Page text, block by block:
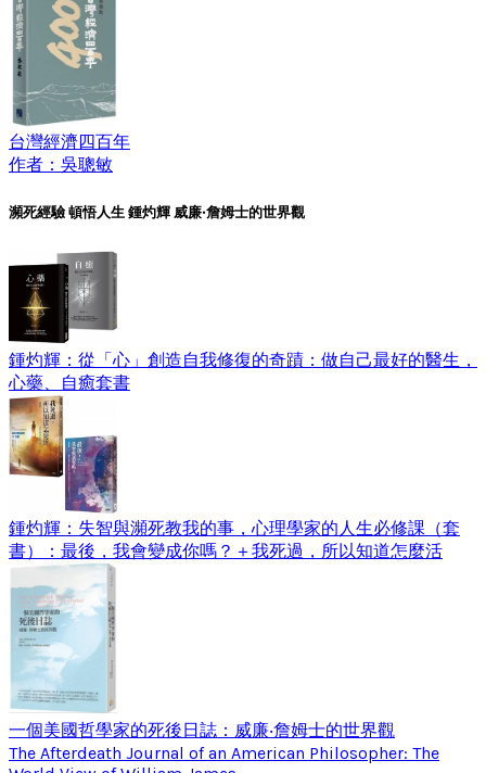
台灣經濟四百年
作者：吳聰敏
瀕死經驗 頓悟人生 鍾灼輝 威廉‧詹姆士的世界觀
鍾灼輝：從「心」創造自我修復的奇蹟：做自己最好的醫生，
心藥、自癒套書
鍾灼輝：失智與瀕死教我的事，心理學家的人生必修課（套
書）：最後，我會變成你嗎？＋我死過，所以知道怎麼活
一個美國哲學家的死後日誌：威廉‧詹姆士的世界觀
The Afterdeath Journal of an American Philosopher: The